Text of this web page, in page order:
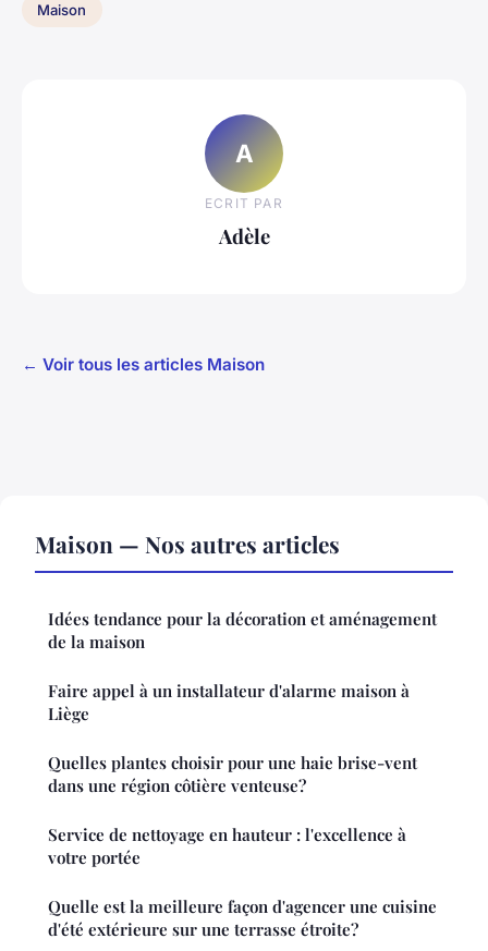
Maison
A
ECRIT PAR
Adèle
← Voir tous les articles Maison
Maison — Nos autres articles
Idées tendance pour la décoration et aménagement
de la maison
Faire appel à un installateur d'alarme maison à
Liège
Quelles plantes choisir pour une haie brise-vent
dans une région côtière venteuse?
Service de nettoyage en hauteur : l'excellence à
votre portée
Quelle est la meilleure façon d'agencer une cuisine
d'été extérieure sur une terrasse étroite?